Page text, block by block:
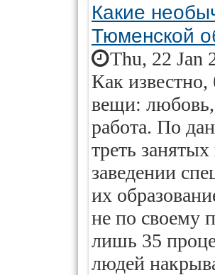
Какие
Тюменской
Thu, 22 Jan
Как
вещи: любовь,
работа. По
треть
заведении
их
не по своему
лишь 35
людей